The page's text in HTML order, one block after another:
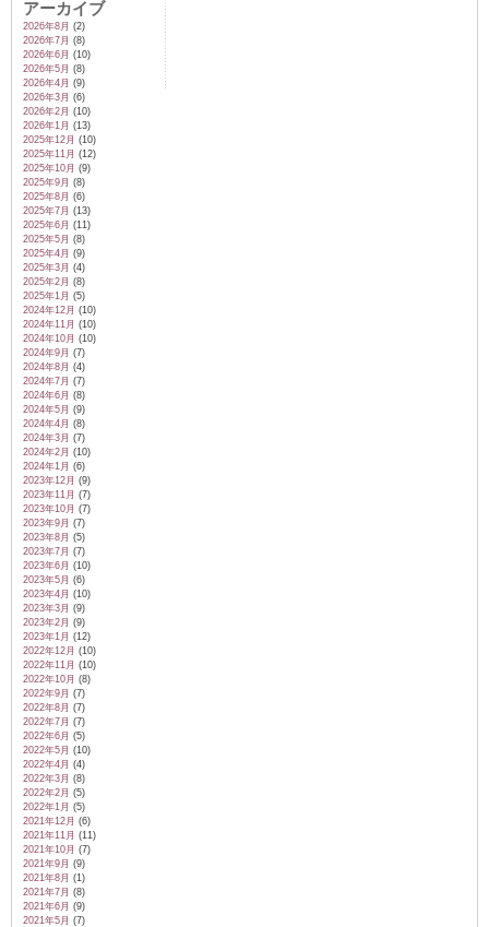
アーカイブ
2026年8月 (2)
2026年7月 (8)
2026年6月 (10)
2026年5月 (8)
2026年4月 (9)
2026年3月 (6)
2026年2月 (10)
2026年1月 (13)
2025年12月 (10)
2025年11月 (12)
2025年10月 (9)
2025年9月 (8)
2025年8月 (6)
2025年7月 (13)
2025年6月 (11)
2025年5月 (8)
2025年4月 (9)
2025年3月 (4)
2025年2月 (8)
2025年1月 (5)
2024年12月 (10)
2024年11月 (10)
2024年10月 (10)
2024年9月 (7)
2024年8月 (4)
2024年7月 (7)
2024年6月 (8)
2024年5月 (9)
2024年4月 (8)
2024年3月 (7)
2024年2月 (10)
2024年1月 (6)
2023年12月 (9)
2023年11月 (7)
2023年10月 (7)
2023年9月 (7)
2023年8月 (5)
2023年7月 (7)
2023年6月 (10)
2023年5月 (6)
2023年4月 (10)
2023年3月 (9)
2023年2月 (9)
2023年1月 (12)
2022年12月 (10)
2022年11月 (10)
2022年10月 (8)
2022年9月 (7)
2022年8月 (7)
2022年7月 (7)
2022年6月 (5)
2022年5月 (10)
2022年4月 (4)
2022年3月 (8)
2022年2月 (5)
2022年1月 (5)
2021年12月 (6)
2021年11月 (11)
2021年10月 (7)
2021年9月 (9)
2021年8月 (1)
2021年7月 (8)
2021年6月 (9)
2021年5月 (7)